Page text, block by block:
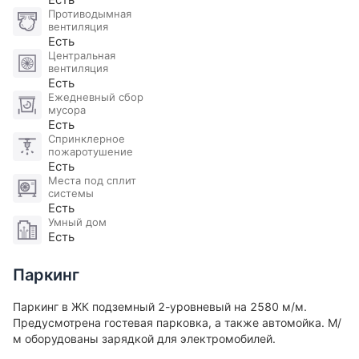
бесперебойную работу коммуникаций.
Все дворы комплекса — полностью пешеходные, а
под зданиями расположен двухуровневый
подземный паркинг с прямым доступом на этаж
квартиры на лифте.
ЖК разработан с учетом потребностей семей: для
проекта была создана собственная система
безопасных школьных маршрутов, ведущих из
каждого двора прямо к учебным учреждениям.
– школы и детские сады как на территории
комплекса, так и в шаговой доступности;
– спортивные клубы, включая World Class, Sculpt, X-
Fit, ДонСпорт;
– супермаркеты, небольшие магазины, кафе и
Противодымная
вентиляция
Есть
Центральная
вентиляция
Есть
Ежедневный сбор
мусора
Есть
Спринклерное
пожаротушение
Есть
Места под сплит
системы
Есть
Умный дом
Есть
Паркинг
Паркинг в ЖК подземный 2-уровневый на 2580 м/м.
Предусмотрена гостевая парковка, а также автомойка. М/
м оборудованы зарядкой для электромобилей​.